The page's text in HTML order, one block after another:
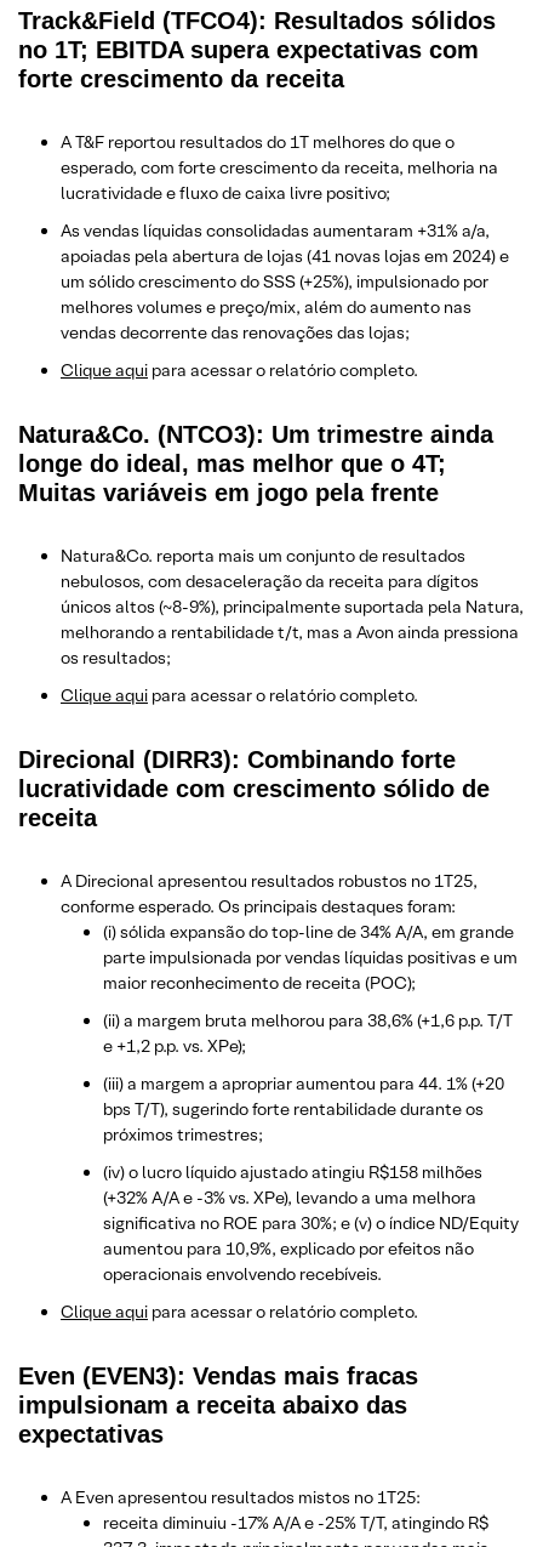
Track&Field (TFCO4): Resultados sólidos
no 1T; EBITDA supera expectativas com
forte crescimento da receita
A T&F reportou resultados do 1T melhores do que o
esperado, com forte crescimento da receita, melhoria na
lucratividade e fluxo de caixa livre positivo;
As vendas líquidas consolidadas aumentaram +31% a/a,
apoiadas pela abertura de lojas (41 novas lojas em 2024) e
um sólido crescimento do SSS (+25%), impulsionado por
melhores volumes e preço/mix, além do aumento nas
vendas decorrente das renovações das lojas;
Clique aqui para acessar o relatório completo.
Natura&Co. (NTCO3): Um trimestre ainda
longe do ideal, mas melhor que o 4T;
Muitas variáveis em jogo pela frente
Natura&Co. reporta mais um conjunto de resultados
nebulosos, com desaceleração da receita para dígitos
únicos altos (~8-9%), principalmente suportada pela Natura,
melhorando a rentabilidade t/t, mas a Avon ainda pressiona
os resultados;
Clique aqui para acessar o relatório completo.
Direcional (DIRR3): Combinando forte
lucratividade com crescimento sólido de
receita
A Direcional apresentou resultados robustos no 1T25,
conforme esperado. Os principais destaques foram:
(i) sólida expansão do top-line de 34% A/A, em grande
parte impulsionada por vendas líquidas positivas e um
maior reconhecimento de receita (POC);
(ii) a margem bruta melhorou para 38,6% (+1,6 p.p. T/T
e +1,2 p.p. vs. XPe);
(iii) a margem a apropriar aumentou para 44. 1% (+20
bps T/T), sugerindo forte rentabilidade durante os
próximos trimestres;
(iv) o lucro líquido ajustado atingiu R$158 milhões
(+32% A/A e -3% vs. XPe), levando a uma melhora
significativa no ROE para 30%; e (v) o índice ND/Equity
aumentou para 10,9%, explicado por efeitos não
operacionais envolvendo recebíveis.
Clique aqui para acessar o relatório completo.
Even (EVEN3): Vendas mais fracas
impulsionam a receita abaixo das
expectativas
A Even apresentou resultados mistos no 1T25:
receita diminuiu -17% A/A e -25% T/T, atingindo R$